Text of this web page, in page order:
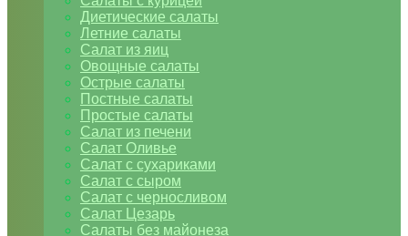
Диетические салаты
Летние салаты
Салат из яиц
Овощные салаты
Острые салаты
Постные салаты
Простые салаты
Салат из печени
Салат Оливье
Салат с сухариками
Салат с сыром
Салат с черносливом
Салат Цезарь
Салаты без майонеза